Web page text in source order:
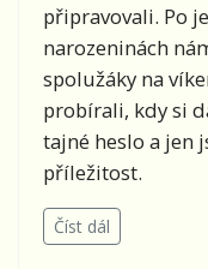
připravovali. Po
narozeninách
spolužáky na
probírali, kdy si
tajné heslo a jen
příležitost.
Číst dál